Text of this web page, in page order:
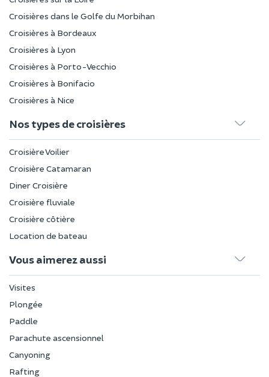
Croisières dans le Golfe du Morbihan
Croisières à Bordeaux
Croisières à Lyon
Croisières à Porto-Vecchio
Croisières à Bonifacio
Croisières à Nice
Nos types de croisières
Croisière Voilier
Croisière Catamaran
Diner Croisière
Croisière fluviale
Croisière côtière
Location de bateau
Vous aimerez aussi
Visites
Plongée
Paddle
Parachute ascensionnel
Canyoning
Rafting